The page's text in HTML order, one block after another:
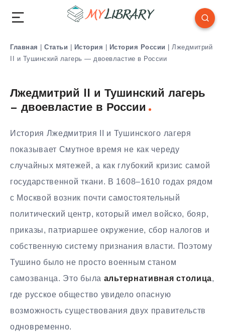
Главная | Статьи | История | История России | Лжедмитрий
II и Тушинский лагерь — двоевластие в России
Лжедмитрий II и Тушинский лагерь
— двоевластие в России
История Лжедмитрия II и Тушинского лагеря
показывает Смутное время не как череду
случайных мятежей, а как глубокий кризис самой
государственной ткани. В 1608–1610 годах рядом
с Москвой возник почти самостоятельный
политический центр, который имел войско, бояр,
приказы, патриаршее окружение, сбор налогов и
собственную систему признания власти. Поэтому
Тушино было не просто военным станом
самозванца. Это была альтернативная столица,
где русское общество увидело опасную
возможность существования двух правительств
одновременно.